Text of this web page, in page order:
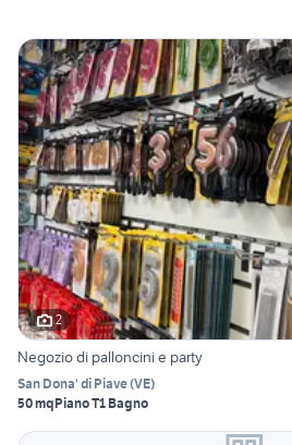
2
Negozio di palloncini e party
San Dona' di Piave(VE)
50 mqPiano T1 Bagno